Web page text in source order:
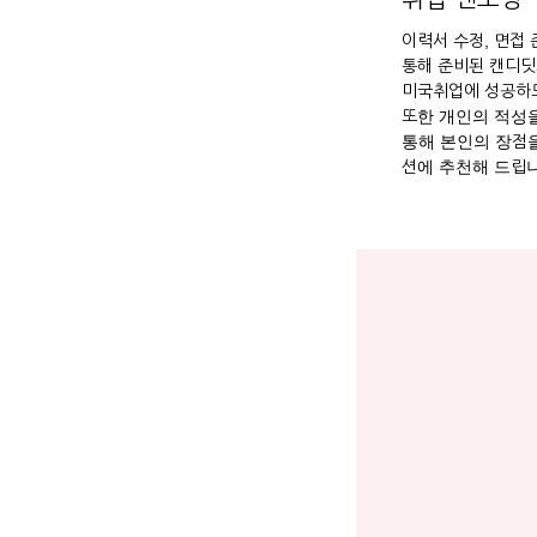
이력서 수정, 면접
통해 준비된 캔디
미국취업에 성공하
또한 개인의 적성
통해 본인의 장점
션에 추천해 드립